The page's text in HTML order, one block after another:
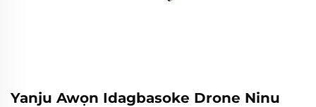
Yanju Awọn Idagbasoke Drone Ninu